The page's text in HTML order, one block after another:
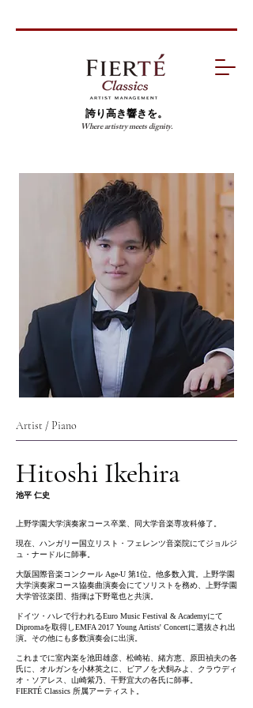
誇り高き響きを。
Where artistry meets dignity.
Artist / Piano
Hitoshi Ikehira
池平 仁史
上野学園大学演奏家コース卒業、同大学音楽専攻科修了。
現在、ハンガリー国立リスト・フェレンツ音楽院にてジョルジ
ュ・ナードルに師事。
大阪国際音楽コンクール Age-U 第1位。他多数入賞。上野学園
大学演奏家コース協奏曲演奏会にてソリストを務め、上野学園
大学管弦楽団、指揮は下野竜也と共演。
ドイツ・ハレで行われるEuro Music Festival & Academyにて
Dipromaを取得しEMFA 2017 Young Artists' Concertに選抜され出
演。その他にも多数演奏会に出演。
これまでに室内楽を池田雄彦、松崎祐、緒方恵、原田禎夫の各
氏に、オルガンを小林英之に、ピアノを犬飼みよ、クラウディ
オ・ソアレス、山崎紫乃、干野宜大の各氏に師事。
FIERTÉ Classics 所属アーティスト。